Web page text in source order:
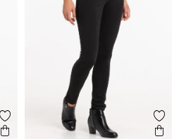
Ajouter aux favoris
Aperçu rapide